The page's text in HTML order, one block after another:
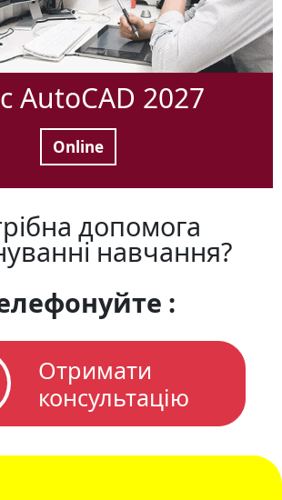
AutoCAD 2027
Online
допомога
навчання?
:
Отримати
консультацію